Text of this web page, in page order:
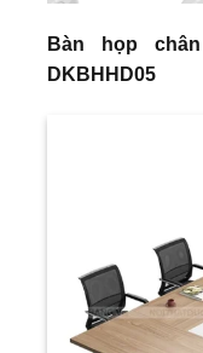
Bàn họp
DKBHHD05